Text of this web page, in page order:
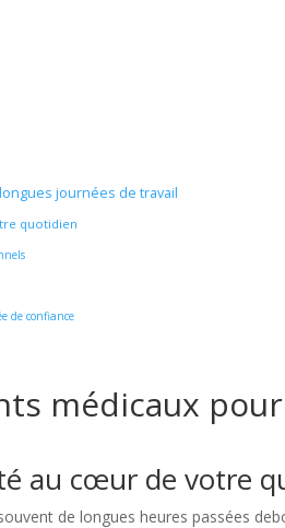
journées de travail
quotidien
de confiance
médicaux
au cœur de votre
de longues heures passées